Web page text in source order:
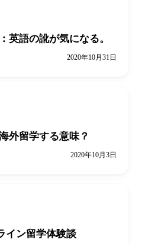
英語の訛が気になる。
2020年10月31日
外留学する意味？
2020年10月3日
イン留学体験談